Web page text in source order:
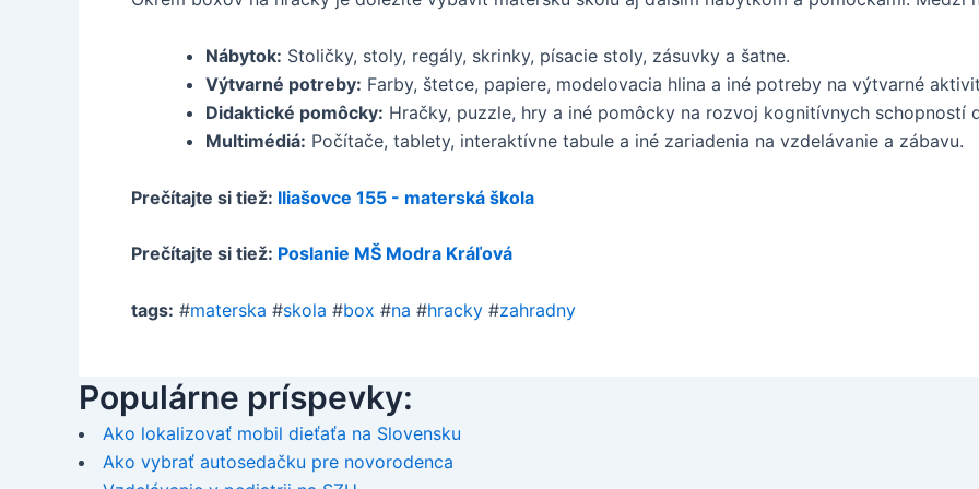
Nábytok: Stoličky, stoly, regály, skrinky, písacie stoly, zásuvky a šatne.
Výtvarné potreby: Farby, štetce, papiere, modelovacia hlina a iné potreby na výtvarné
Didaktické pomôcky: Hračky, puzzle, hry a iné pomôcky na rozvoj kognitívnych schopností
Multimédiá: Počítače, tablety, interaktívne tabule a iné zariadenia na vzdelávanie a zábavu.
Prečítajte si tiež: Iliašovce 155 - materská škola
Prečítajte si tiež: Poslanie MŠ Modra Kráľová
tags: #materska #skola #box #na #hracky #zahradny
Populárne príspevky:
Ako lokalizovať mobil dieťaťa na Slovensku
Ako vybrať autosedačku pre novorodenca